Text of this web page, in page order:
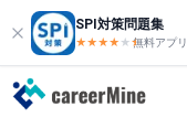
SPI対策問題集
★★★★ ★★
無料アプリ